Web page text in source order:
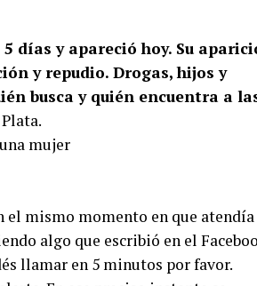
días y apareció hoy. Su
y repudio. Drogas, hijos y
busca y quién encuentra a
el mismo momento en que
algo que escribió en el
llamar en 5 minutos por favor.